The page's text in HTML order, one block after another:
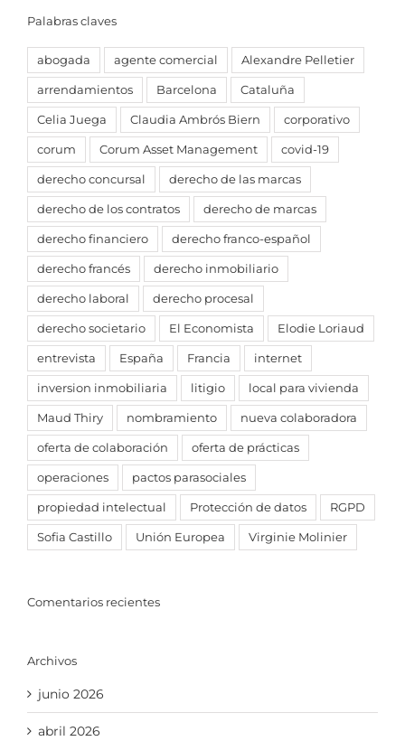
Palabras claves
abogada agente comercial Alexandre Pelletier
arrendamientos Barcelona Cataluña
Celia Juega Claudia Ambrós Biern corporativo
corum Corum Asset Management covid-19
derecho concursal derecho de las marcas
derecho de los contratos derecho de marcas
derecho financiero derecho franco-español
derecho francés derecho inmobiliario
derecho laboral derecho procesal
derecho societario El Economista Elodie Loriaud
entrevista España Francia internet
inversion inmobiliaria litigio local para vivienda
Maud Thiry nombramiento nueva colaboradora
oferta de colaboración oferta de prácticas
operaciones pactos parasociales
propiedad intelectual Protección de datos RGPD
Sofia Castillo Unión Europea Virginie Molinier
Comentarios recientes
Archivos
junio 2026
abril 2026